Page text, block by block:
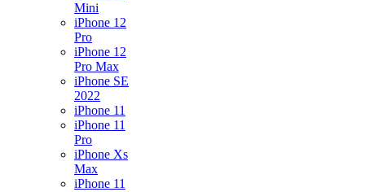
Mini
iPhone 12
Pro
iPhone 12
Pro Max
iPhone SE
2022
iPhone 11
iPhone 11
Pro
iPhone Xs
Max
iPhone 11